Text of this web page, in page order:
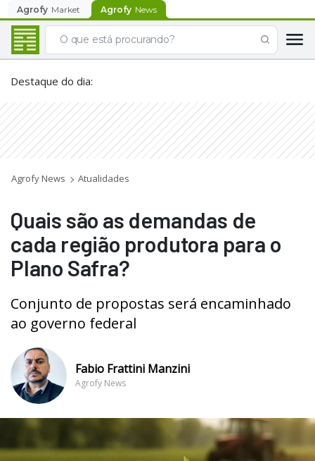
Agrofy Market Agrofy News
Destaque do dia:
Agrofy News Atualidades
Quais são as demandas de
cada região produtora para o
Plano Safra?
Conjunto de propostas será encaminhado
ao governo federal
Fabio Frattini Manzini
Agrofy News